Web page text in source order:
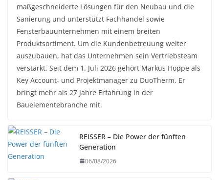
maßgeschneiderte Lösungen für den Neubau und die
Sanierung und unterstützt Fachhandel sowie
Fensterbauunternehmen mit einem breiten
Produktsortiment. Um die Kundenbetreuung weiter
auszubauen, hat das Unternehmen sein Vertriebsteam
verstärkt. Seit dem 1. Juli 2026 gehört Markus Hoppe als
Key Account- und Projektmanager zu DuoTherm. Er
bringt mehr als 27 Jahre Erfahrung in der
Bauelementebranche mit.
REISSER – Die Power der fünften
Generation
06/08/2026